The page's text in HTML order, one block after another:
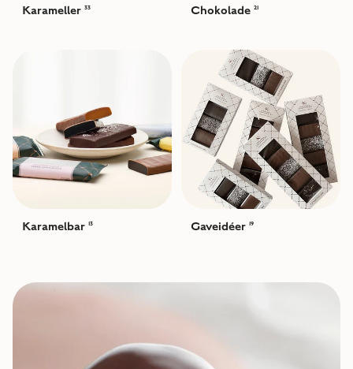
Karameller 33 Chokolade 21
Karamelbar 13 Gaveidéer 19